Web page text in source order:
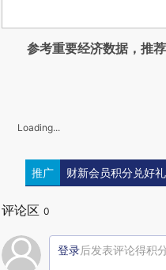
参考重要经济数据，推
Loading...
推广 财新会员积分兑好礼
评论区 0
登录后发表评论得积